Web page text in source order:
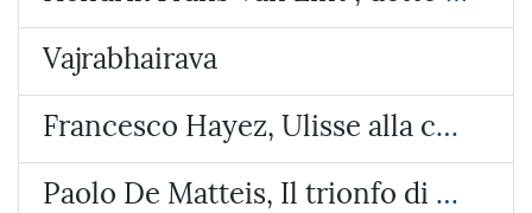
Vajrabhairava
Francesco Hayez, Ulisse alla corte di Alcinoo re dei Feaci
Paolo De Matteis, Il trionfo di Galatea